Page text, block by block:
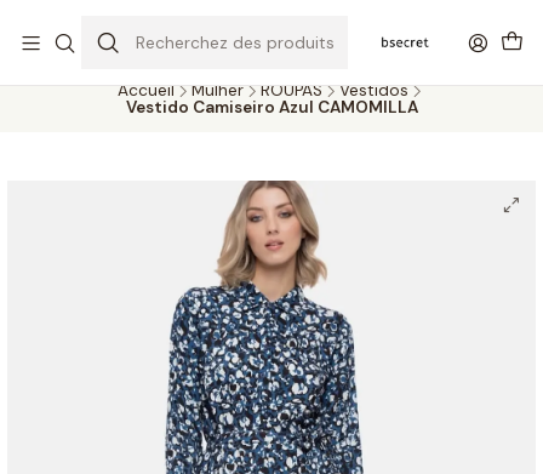
A 5 DIAS
Accueil Mulher ROUPAS
Vestidos
Vestido Camiseiro Azul CAMOMILLA